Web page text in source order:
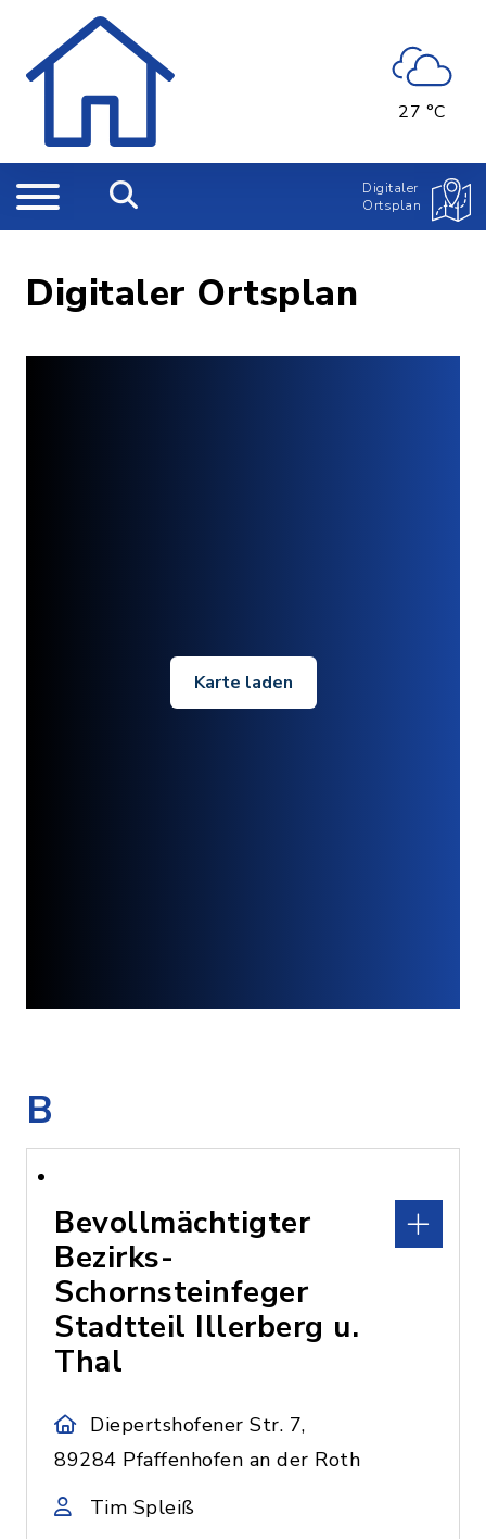
27 °C
Digitaler
Ortsplan
Digitaler Ortsplan
Karte laden
B
Bevollmächtigter
Bezirks-
Schornsteinfeger
Stadtteil Illerberg u.
Thal
Diepertshofener Str. 7,
89284 Pfaffenhofen an der Roth
Tim Spleiß